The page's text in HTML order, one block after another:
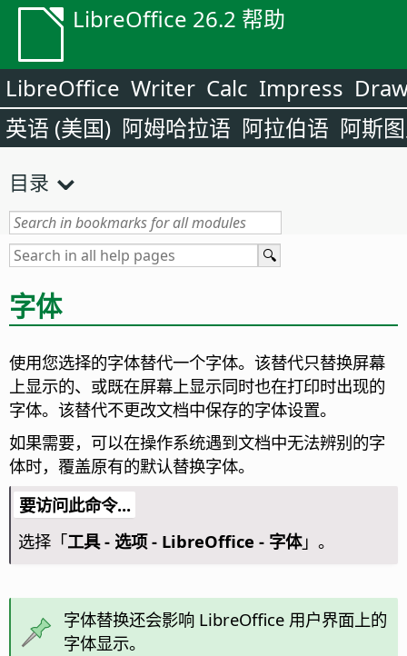
LibreOffice 26.2 帮助
LibreOffice Writer Calc Impress
英语 (美国) 阿姆哈拉语 阿拉伯语 阿斯
目录
字体
使用您选择的字体替代一个字体。该替代只替换屏幕
上显示的、或既在屏幕上显示同时也在打印时出现的
字体。该替代不更改文档中保存的字体设置。
如果需要，可以在操作系统遇到文档中无法辨别的字
体时，覆盖原有的默认替换字体。
要访问此命令...
选择「工具 - 选项- LibreOffice - 字体」。
字体替换还会影响 LibreOffice 用户界面上的
字体显示。